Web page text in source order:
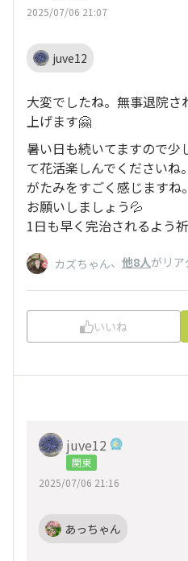
2025/07/06 21:07
juve12
大変でしたね。無事退院さ
上げます🤗
暑い日も続いてますので少
て花活楽しんでくださいね
がたみをすごく感じますね
お願いしましょう💦
1日も早く完治されるよう
カズちゃん、 他8人がリア
いいね
juve12
関東
2025/07/06 21:16
あっちゃん